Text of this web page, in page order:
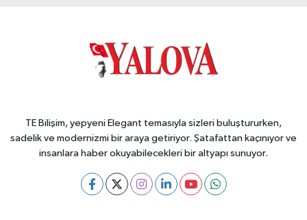
TE Bilişim, yepyeni Elegant temasıyla sizleri buluştururken,
sadelik ve modernizmi bir araya getiriyor. Şatafattan kaçınıyor ve
insanlara haber okuyabilecekleri bir altyapı sunuyor.